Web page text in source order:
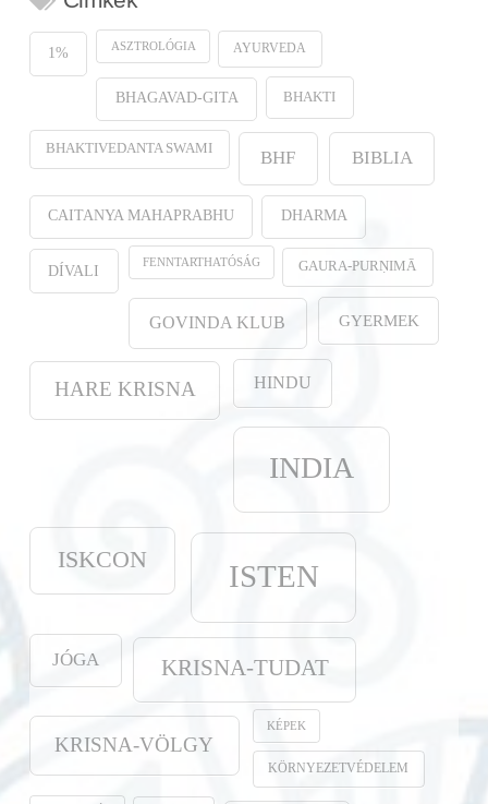
1% ASZTROLÓGIA AYURVEDA
BHAGAVAD-GITA BHAKTI
BHAKTIVEDANTA SWAMI BHF BIBLIA
CAITANYA MAHAPRABHU DHARMA
DÍVALI FENNTARTHATÓSÁG GAURA-PURṆIMĀ
GOVINDA KLUB GYERMEK
HARE KRISNA HINDU
INDIA
ISKCON ISTEN
JÓGA KRISNA-TUDAT
KRISNA-VÖLGY
KÉPEK
KÖRNYEZETVÉDELEM